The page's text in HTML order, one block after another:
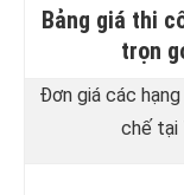
Bảng giá thi
trọn
Đơn giá các
chế tại